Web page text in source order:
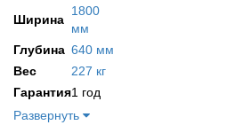
Ширина
1800
мм
Глубина 640 мм
Вес
227 кг
Гарантия1 год
Развернуть